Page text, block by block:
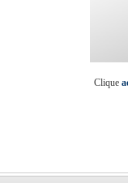
Clique